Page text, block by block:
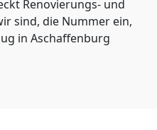
Renovierungs- und
sind, die Nummer ein,
in Aschaffenburg